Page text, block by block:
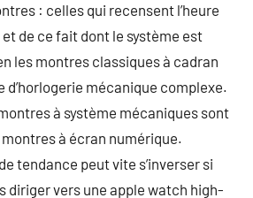
: celles qui recensent l’heure
de ce fait dont le système est
les montres classiques à cadran
d’horlogerie mécanique complexe.
à système mécaniques sont
à écran numérique.
tendance peut vite s’inverser si
diriger vers une apple watch high-